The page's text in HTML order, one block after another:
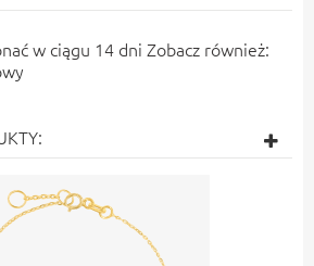
w ciągu 14 dni Zobacz również: